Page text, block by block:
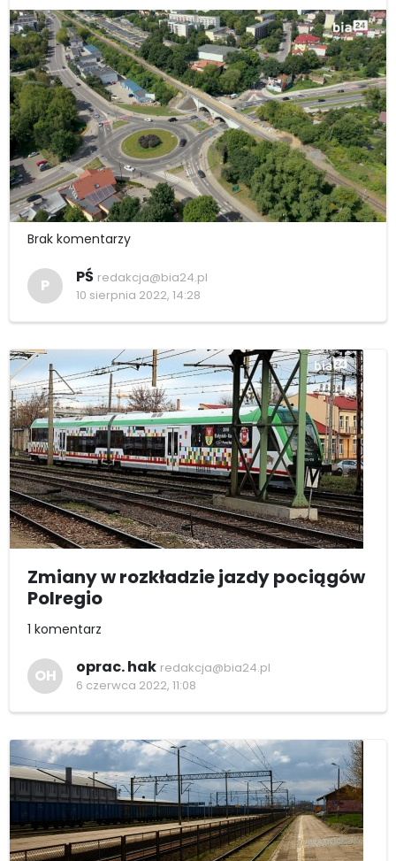
Brak komentarzy
P PŚ redakcja@bia24.pl
10 sierpnia 2022, 14:28
Zmiany w rozkładzie jazdy pociągów
Polregio
1 komentarz
OH oprac. hak redakcja@bia24.pl
6 czerwca 2022, 11:08